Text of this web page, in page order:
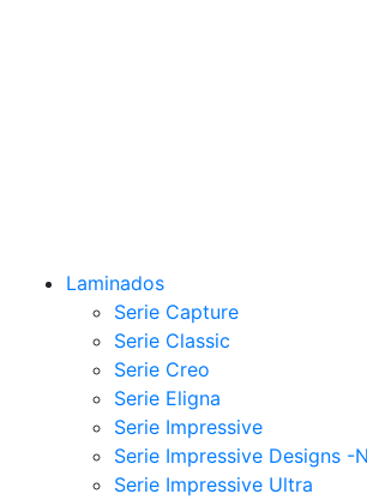
Laminados
Serie Capture
Serie Classic
Serie Creo
Serie Eligna
Serie Impressive
Serie Impressive Designs -
Serie Impressive Ultra